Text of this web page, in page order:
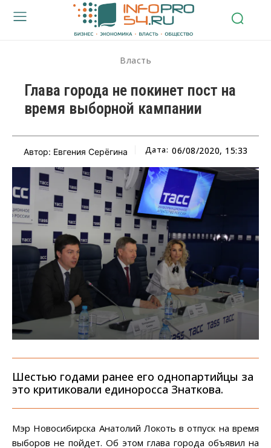
Власть
Глава города не покинет пост на
время выборной кампании
Автор: Евгения Серёгина Дата: 06/08/2020, 15:33
Шестью годами ранее его однопартийцы за
это критиковали единоросса Знаткова.
Мэр Новосибирска Анатолий Локоть в отпуск на время
выборов не пойдет. Об этом глава города объявил на